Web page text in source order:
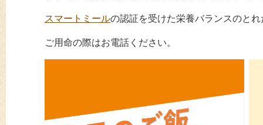
スマートミールの認証を受けた栄養バランスのと
ご用命の際はお電話ください。